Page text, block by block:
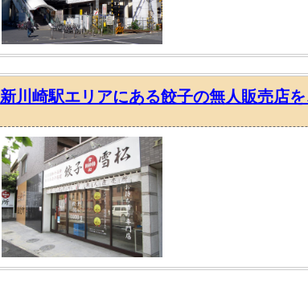
新川崎駅エリアにある餃子の無人販売店を